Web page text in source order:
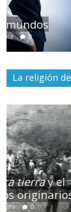
Las
13 marzo, 2026
La religión
Terror
14 marzo, 2026